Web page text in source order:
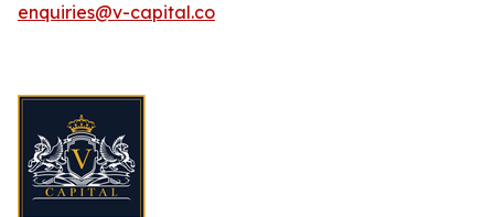
enquiries@v-capital.co